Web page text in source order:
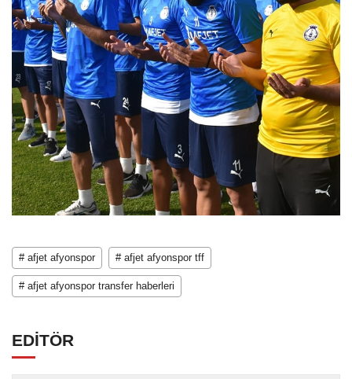
# afjet afyonspor # afjet afyonspor tff
# afjet afyonspor transfer haberleri
EDİTÖR